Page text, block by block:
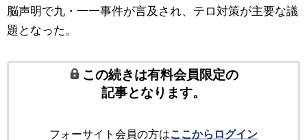
脳声明で九・一一事件が言及され、テロ対策が主要な議
題となった。
この続きは有料会員限定の
記事となります。
フォーサイト会員の方はここからログイン